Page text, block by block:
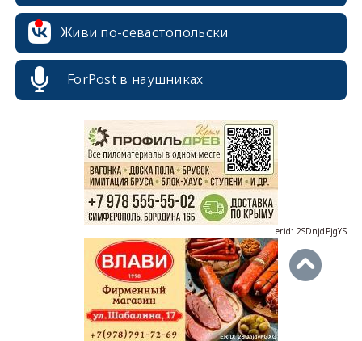
Живи по-севастопольски
ForPost в наушниках
erid: 2SDnjcrDNw6
erid: 2SDnjdPjgYS
erid: 2SDnjdvhGXG